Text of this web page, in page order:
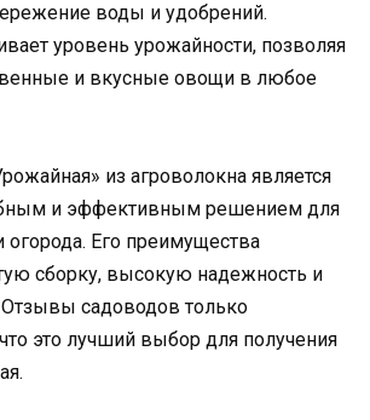
воды и удобрений.
уровень урожайности, позволяя
и вкусные овощи в любое
из агроволокна является
и эффективным решением для
огорода. Его преимущества
сборку, высокую надежность и
садоводов только
это лучший выбор для получения